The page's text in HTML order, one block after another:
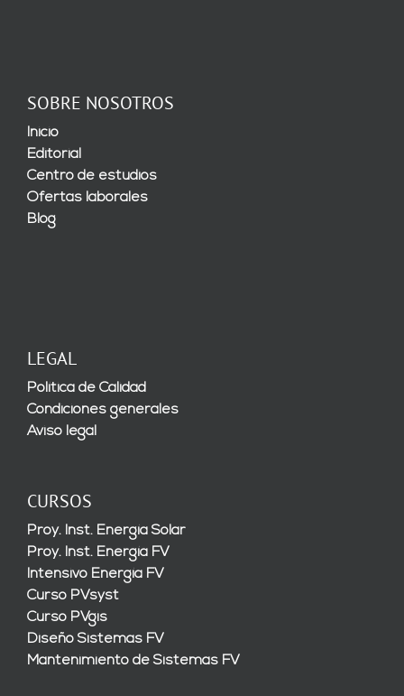
SOBRE NOSOTROS
Inicio
Editorial
Centro de estudios
Ofertas laborales
Blog
LEGAL
Política de Calidad
Condiciones generales
Aviso legal
CURSOS
Proy. Inst. Energía Solar
Proy. Inst. Energía FV
Intensivo Energía FV
Curso PVsyst
Curso PVgis
Diseño Sistemas FV
Mantenimiento de Sistemas FV